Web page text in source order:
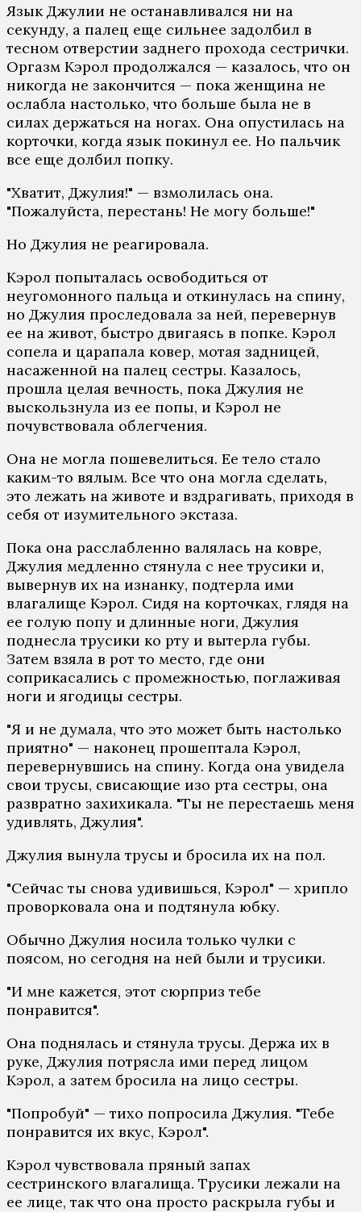
Язык Джулии не останавливался ни на
секунду, а палец еще сильнее задолбил в
тесном отверстии заднего прохода сестрички.
Оргазм Кэрол продолжался — казалось, что он
никогда не закончится — пока женщина не
ослабла настолько, что больше была не в
силах держаться на ногах. Она опустилась на
корточки, когда язык покинул ее. Но пальчик
все еще долбил попку.
"Хватит, Джулия!" — взмолилась она.
"Пожалуйста, перестань! Не могу больше!"
Но Джулия не реагировала.
Кэрол попыталась освободиться от
неугомонного пальца и откинулась на спину,
но Джулия проследовала за ней, перевернув
ее на живот, быстро двигаясь в попке. Кэрол
сопела и царапала ковер, мотая задницей,
насаженной на палец сестры. Казалось,
прошла целая вечность, пока Джулия не
выскользнула из ее попы, и Кэрол не
почувствовала облегчения.
Она не могла пошевелиться. Ее тело стало
каким-то вялым. Все что она могла сделать,
это лежать на животе и вздрагивать, приходя в
себя от изумительного экстаза.
Пока она расслабленно валялась на ковре,
Джулия медленно стянула с нее трусики и,
вывернув их на изнанку, подтерла ими
влагалище Кэрол. Сидя на корточках, глядя на
ее голую попу и длинные ноги, Джулия
поднесла трусики ко рту и вытерла губы.
Затем взяла в рот то место, где они
соприкасались с промежностью, поглаживая
ноги и ягодицы сестры.
"Я и не думала, что это может быть настолько
приятно" — наконец прошептала Кэрол,
перевернувшись на спину. Когда она увидела
свои трусы, свисающие изо рта сестры, она
развратно захихикала. "Ты не перестаешь меня
удивлять, Джулия".
Джулия вынула трусы и бросила их на пол.
"Сейчас ты снова удивишься, Кэрол" — хрипло
проворковала она и подтянула юбку.
Обычно Джулия носила только чулки с
поясом, но сегодня на ней были и трусики.
"И мне кажется, этот сюрприз тебе
понравится".
Она поднялась и стянула трусы. Держа их в
руке, Джулия потрясла ими перед лицом
Кэрол, а затем бросила на лицо сестры.
"Попробуй" — тихо попросила Джулия. "Тебе
понравится их вкус, Кэрол".
Кэрол чувствовала пряный запах
сестринского влагалища. Трусики лежали на
ее лице, так что она просто раскрыла губы и